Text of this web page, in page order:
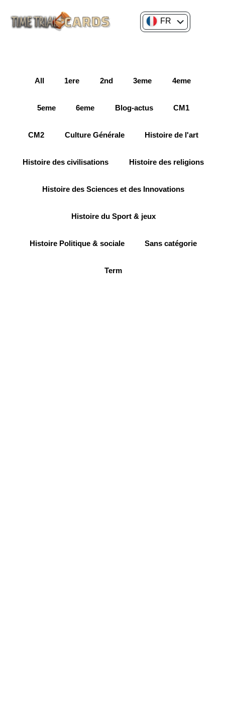
FR
All 1ere 2nd 3eme 4eme
5eme 6eme Blog-actus CM1
CM2 Culture Générale Histoire de l'art
Histoire des civilisations Histoire des religions
Histoire des Sciences et des Innovations
Histoire du Sport & jeux
Histoire Politique & sociale Sans catégorie
Term